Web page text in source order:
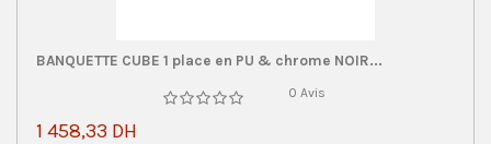
BANQUETTE CUBE 1 place en PU & chrome NOIR...
0 Avis
1 458,33 DH